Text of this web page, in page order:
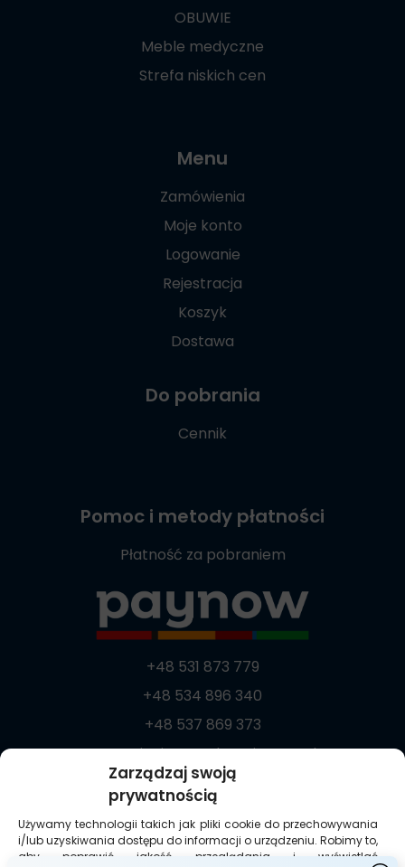
Zarządzaj swoją
prywatnością
Używamy technologii takich jak pliki cookie do przechowywania
i/lub uzyskiwania dostępu do informacji o urządzeniu. Robimy to,
aby poprawić jakość przeglądania i wyświetlać
OBUWIE
Meble medyczne
Strefa niskich cen
Menu
Zamówienia
Moje konto
Logowanie
Rejestracja
Koszyk
Dostawa
Do pobrania
Cennik
Pomoc i metody płatności
Płatność za pobraniem
+48 531 873 779
+48 534 896 340
+48 537 869 373
zamowienia@medycznie.com.pl
ul. Biecka 8/1
38-300 Gorlice